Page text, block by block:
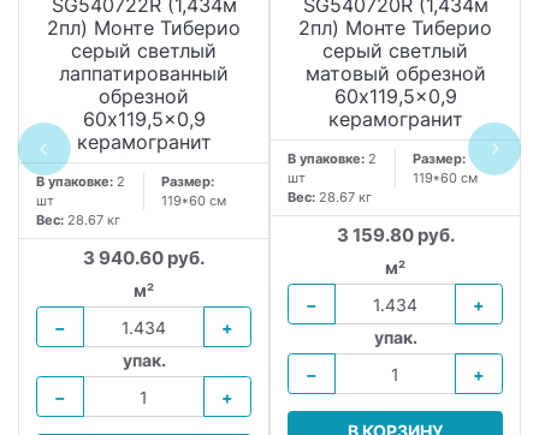
2пл) Монте Тиберио
серый светлый
лаппатированный
обрезной
60x119,5x0,9
керамогранит
В упаковке: 2
шт
Размер:
119*60 см
Вес: 28.67 кг
3 940.60 руб.
м²
−
+
упак.
−
+
2пл) Монте Тиберио
серый светлый
матовый обрезной
60x119,5x0,9
керамогранит
В упаковке: 2
шт
Размер:
119*60 см
Вес: 28.67 кг
3 159.80 руб.
м²
−
+
упак.
−
+